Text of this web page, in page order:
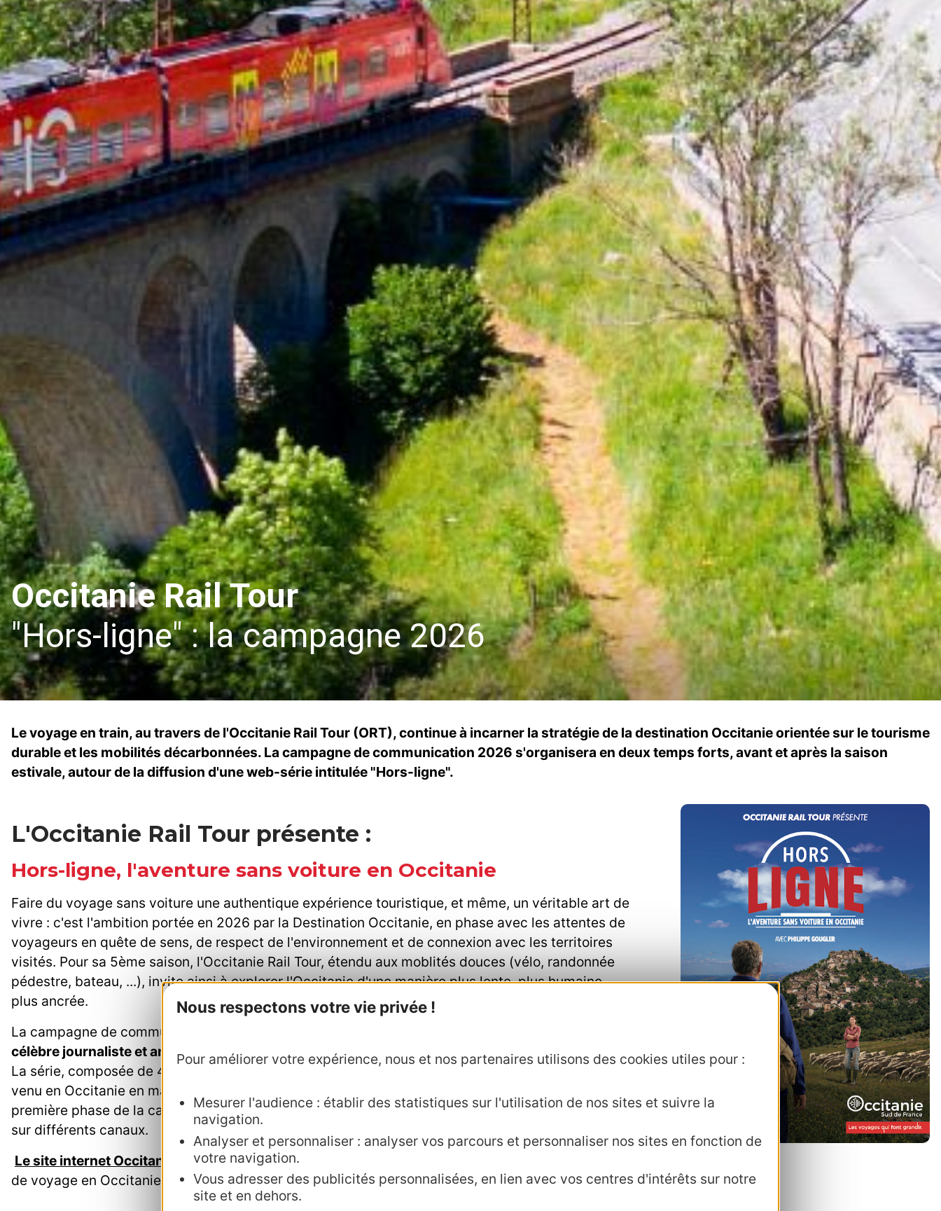
Nous respectons votre vie privée !
Pour améliorer votre expérience, nous et nos partenaires utilisons des cookies utiles pour :
Mesurer l'audience : établir des statistiques sur l'utilisation de nos sites et suivre la
navigation.
Analyser et personnaliser : analyser vos parcours et personnaliser nos sites en fonction de
votre navigation.
Vous adresser des publicités personnalisées, en lien avec vos centres d'intérêts sur notre
site et en dehors.
Occitanie Rail Tour
"Hors-ligne" : la campagne 2026
Le voyage en train, au travers de l'Occitanie Rail Tour (ORT), continue à incarner la stratégie de la destination Occitanie orientée sur le tourisme
durable et les mobilités décarbonnées. La campagne de communication 2026 s'organisera en deux temps forts, avant et après la saison
estivale, autour de la diffusion d'une web-série intitulée "Hors-ligne".
L'Occitanie Rail Tour présente :
Hors-ligne, l'aventure sans voiture en Occitanie
Faire du voyage sans voiture une authentique expérience touristique, et même, un véritable art de
vivre : c'est l'ambition portée en 2026 par la Destination Occitanie, en phase avec les attentes de
voyageurs en quête de sens, de respect de l'environnement et de connexion avec les territoires
visités. Pour sa 5ème saison, l'Occitanie Rail Tour, étendu aux moblités douces (vélo, randonnée
pédestre, bateau, ...), invite ainsi à explorer l'Occitanie d'une manière plus lente, plus humaine,
plus ancrée.
La campagne de communication 2026 prend la forme d'une
célèbre journaliste et animateur de télévision
habitué à parcourir le monde et à raconter les pays.
La série, composée de 4 épisodes, montre les reportages effectués par notre voyageur émérite
venu en Occitanie en mai. Elle sera diffusée en septembre et octobre 2026. Aurapavant, une
première phase de la campagne aura annoncé la web-série par un teasing déployé de mai à juillet
sur différents canaux.
Le site internet Occitanie Rail Tourcontinue à être le support de concrétisation pour les intentions
de voyage en Occitanie sans voiture.